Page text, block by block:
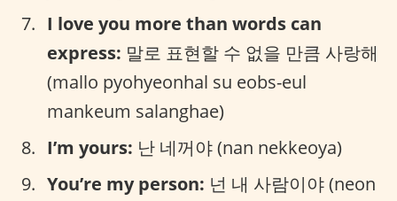
I love you more than words can
express: 말로 표현할 수 없을 만큼 사랑해
(mallo pyohyeonhal su eobs-eul
mankeum salanghae)
I’m yours: 난 네꺼야 (nan nekkeoya)
You’re my person: 넌 내 사람이야 (neon